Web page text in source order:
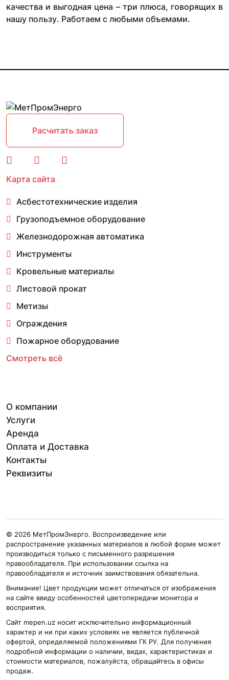
качества и выгодная цена – три плюса, говорящих в
нашу пользу. Работаем с любыми объемами.
Расчитать заказ
Карта сайта
Асбестотехнические изделия
Грузоподъемное оборудование
Железнодорожная автоматика
Инструменты
Кровельные материалы
Листовой прокат
Метизы
Ограждения
Пожарное оборудование
Смотреть всё
О компании
Услуги
Аренда
Оплата и Доставка
Контакты
Реквизиты
© 2026 МетПромЭнерго. Воспроизведение или
распространение указанных материалов в любой форме может
производиться только с письменного разрешения
правообладателя. При использовании ссылка на
правообладателя и источник заимствования обязательна.
Внимание! Цвет продукции может отличаться от изображения
на сайте ввиду особенностей цветопередачи монитора и
восприятия.
Сайт mepen.uz носит исключительно информационный
характер и ни при каких условиях не является публичной
офертой, определяемой положениями ГК РУ. Для получения
подробной информации о наличии, видах, характеристиках и
стоимости материалов, пожалуйста, обращайтесь в офисы
продаж.